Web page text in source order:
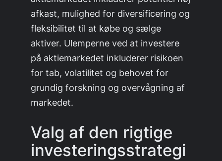
afkast, mulighed for diversificering og
fleksibilitet til at købe og sælge
aktiver. Ulemperne ved at investere
på aktiemarkedet inkluderer risikoen
for tab, volatilitet og behovet for
grundig forskning og overvågning af
markedet.
Valg af den rigtige
investeringsstrategi